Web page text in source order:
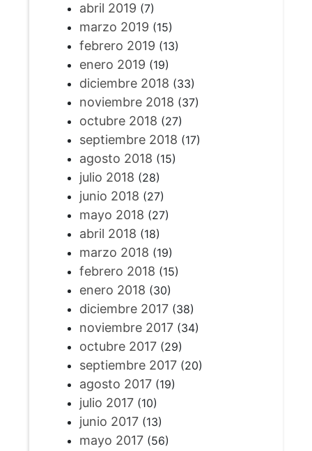
abril 2019 (7)
marzo 2019 (15)
febrero 2019 (13)
enero 2019 (19)
diciembre 2018 (33)
noviembre 2018 (37)
octubre 2018 (27)
septiembre 2018 (17)
agosto 2018 (15)
julio 2018 (28)
junio 2018 (27)
mayo 2018 (27)
abril 2018 (18)
marzo 2018 (19)
febrero 2018 (15)
enero 2018 (30)
diciembre 2017(38)
noviembre 2017(34)
octubre 2017(29)
septiembre 2017(20)
agosto 2017(19)
julio 2017(10)
junio 2017(13)
mayo 2017(56)